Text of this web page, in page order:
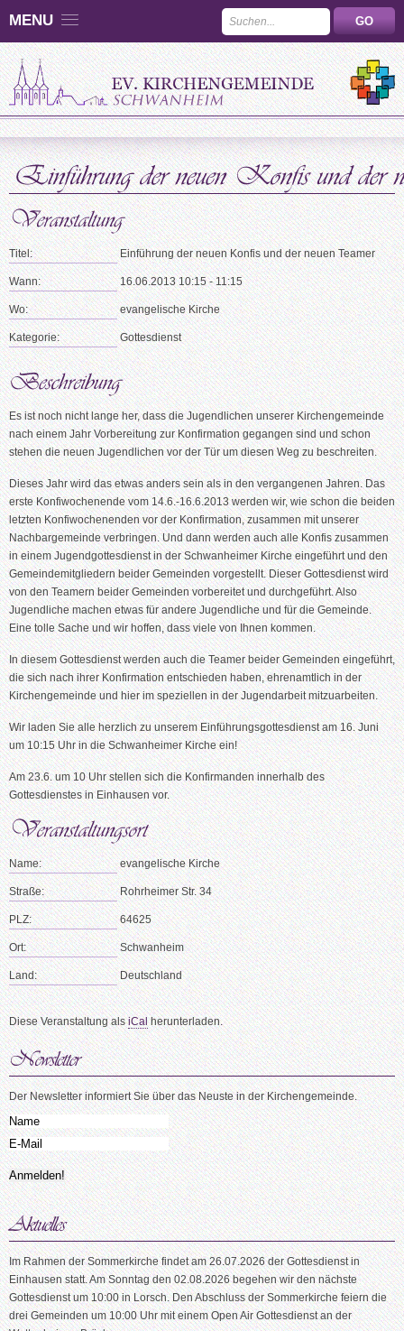
MENU
Titel: Einführung der neuen Konfis und der neuen Teamer
Wann: 16.06.2013 10:15 - 11:15
Wo: evangelische Kirche
Kategorie: Gottesdienst
Es ist noch nicht lange her, dass die Jugendlichen unserer Kirchengemeinde
nach einem Jahr Vorbereitung zur Konfirmation gegangen sind und schon
stehen die neuen Jugendlichen vor der Tür um diesen Weg zu beschreiten.
Dieses Jahr wird das etwas anders sein als in den vergangenen Jahren. Das
erste Konfiwochenende vom 14.6.-16.6.2013 werden wir, wie schon die beiden
letzten Konfiwochenenden vor der Konfirmation, zusammen mit unserer
Nachbargemeinde verbringen. Und dann werden auch alle Konfis zusammen
in einem Jugendgottesdienst in der Schwanheimer Kirche eingeführt und den
Gemeindemitgliedern beider Gemeinden vorgestellt. Dieser Gottesdienst wird
von den Teamern beider Gemeinden vorbereitet und durchgeführt. Also
Jugendliche machen etwas für andere Jugendliche und für die Gemeinde.
Eine tolle Sache und wir hoffen, dass viele von Ihnen kommen.
In diesem Gottesdienst werden auch die Teamer beider Gemeinden eingeführt,
die sich nach ihrer Konfirmation entschieden haben, ehrenamtlich in der
Kirchengemeinde und hier im speziellen in der Jugendarbeit mitzuarbeiten.
Wir laden Sie alle herzlich zu unserem Einführungsgottesdienst am 16. Juni
um 10:15 Uhr in die Schwanheimer Kirche ein!
Am 23.6. um 10 Uhr stellen sich die Konfirmanden innerhalb des
Gottesdienstes in Einhausen vor.
Name: evangelische Kirche
Straße: Rohrheimer Str. 34
PLZ: 64625
Ort: Schwanheim
Land: Deutschland
Diese Veranstaltung alsiCalherunterladen.
Der Newsletter informiert Sie über das Neuste in der Kirchengemeinde.
Im Rahmen der Sommerkirche findet am 26.07.2026 der Gottesdienst in
Einhausen statt. Am Sonntag den 02.08.2026 begehen wir den nächste
Gottesdienst um 10:00 in Lorsch. Den Abschluss der Sommerkirche feiern die
drei Gemeinden um 10:00 Uhr mit einem Open Air Gottesdienst an der